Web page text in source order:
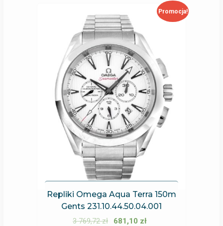
Promocja!
Repliki Omega Aqua Terra 150m
Gents 231.10.44.50.04.001
3 769,72zł 681,10 zł